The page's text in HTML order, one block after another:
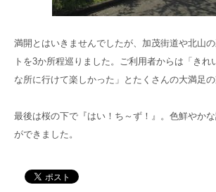
満開とはいきませんでしたが、加茂街道や北山
トを3か所程巡りました。ご利用者からは「きれ
な所に行けて楽しかった」とたくさんの大満足の
最後は桜の下で『はい！ち～ず！』。色鮮やか
ができました。